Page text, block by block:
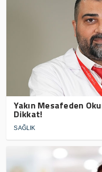
Yakın Mesafeden
Dikkat!
SAĞLIK